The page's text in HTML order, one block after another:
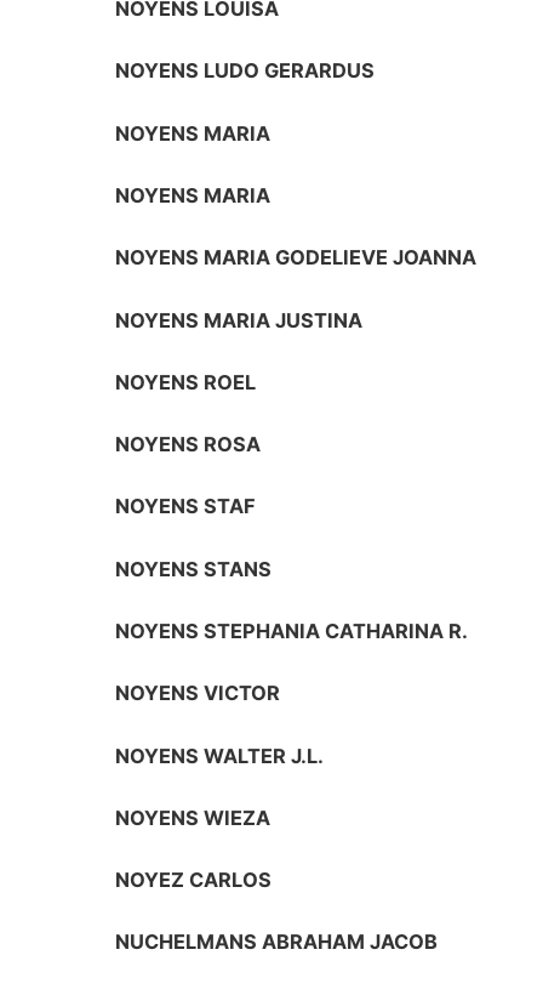
NOYENS LOUISA
NOYENS LUDO GERARDUS
NOYENS MARIA
NOYENS MARIA
NOYENS MARIA GODELIEVE JOANNA
NOYENS MARIA JUSTINA
NOYENS ROEL
NOYENS ROSA
NOYENS STAF
NOYENS STANS
NOYENS STEPHANIA CATHARINA R.
NOYENS VICTOR
NOYENS WALTER J.L.
NOYENS WIEZA
NOYEZ CARLOS
NUCHELMANS ABRAHAM JACOB